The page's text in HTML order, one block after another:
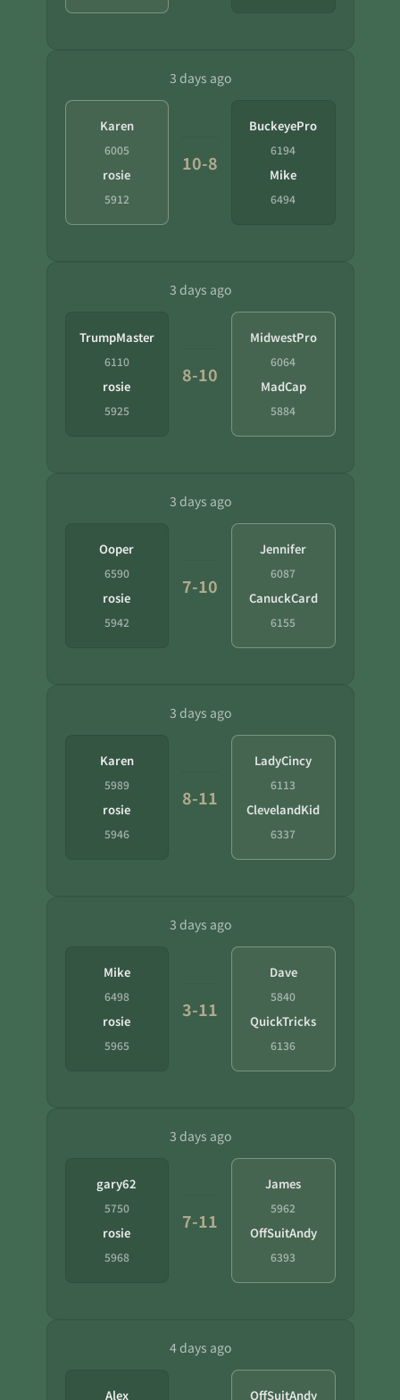
3 days ago
Karen
6005
rosie
5912
10-8
BuckeyePro
6194
Mike
6494
3 days ago
TrumpMaster
6110
rosie
5925
8-10
MidwestPro
6064
MadCap
5884
3 days ago
Ooper
6590
rosie
5942
7-10
Jennifer
6087
CanuckCard
6155
3 days ago
Karen
5989
rosie
5946
8-11
LadyCincy
6113
ClevelandKid
6337
3 days ago
Mike
6498
rosie
5965
3-11
Dave
5840
QuickTricks
6136
3 days ago
gary62
5750
rosie
5968
7-11
James
5962
OffSuitAndy
6393
4 days ago
Alex OffSuitAndy